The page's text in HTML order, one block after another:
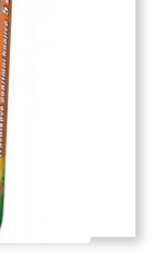
5 KG